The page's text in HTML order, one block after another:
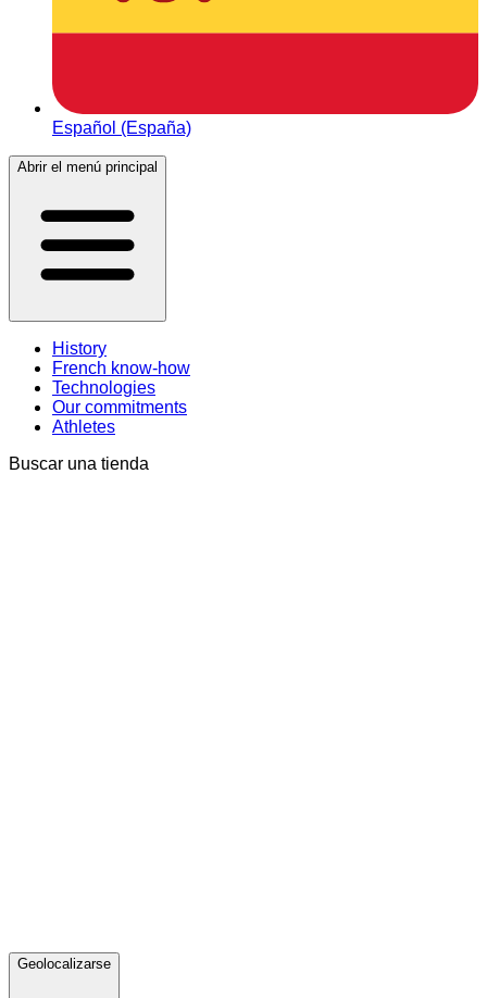
Español (España)
Abrir el menú principal
History
French know-how
Technologies
Our commitments
Athletes
Buscar una tienda
Geolocalizarse